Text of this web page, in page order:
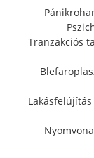
Tranzakciós